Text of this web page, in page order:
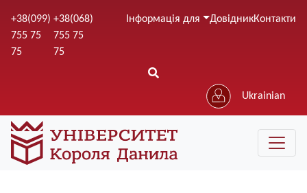
до
+38(099)
755 75
75
+38(068)
755 75
75
Інформація для ДовідникКонтакти
Ukrainian